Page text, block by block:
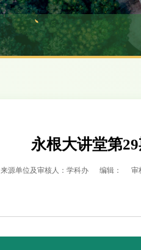
永根大讲堂第
来源单位及审核人：学科办 编辑： 审